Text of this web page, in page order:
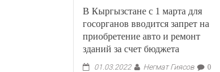
В Кыргызстане с 1 марта для
госорганов вводится запрет на
приобретение авто и ремонт
зданий за счет бюджета
01.03.2022 Негмат Гиясов 0